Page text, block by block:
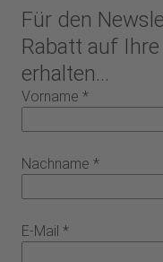
Für den
Rabatt auf
erhalten...
Vorname *
Nachname *
E-Mail *